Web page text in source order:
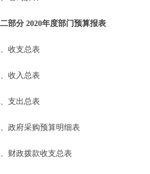
12345网上接诉即办
参与调查
北京概况
绿色北京
部分 2020年度部门预算报表
支总表
入总表
出总表
府采购预算明细表
政拨款收支总表